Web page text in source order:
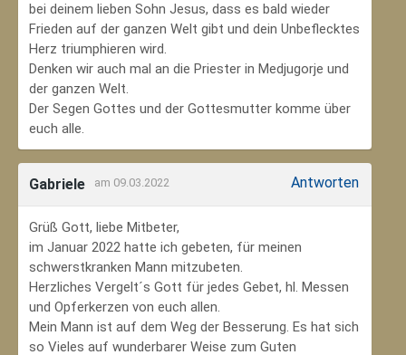
bei deinem lieben Sohn Jesus, dass es bald wieder
Frieden auf der ganzen Welt gibt und dein Unbeflecktes
Herz triumphieren wird.
Denken wir auch mal an die Priester in Medjugorje und
der ganzen Welt.
Der Segen Gottes und der Gottesmutter komme über
euch alle.
Gabriele am 09.03.2022 Antworten
Grüß Gott, liebe Mitbeter,
im Januar 2022 hatte ich gebeten, für meinen
schwerstkranken Mann mitzubeten.
Herzliches Vergelt´s Gott für jedes Gebet, hl. Messen
und Opferkerzen von euch allen.
Mein Mann ist auf dem Weg der Besserung. Es hat sich
so Vieles auf wunderbarer Weise zum Guten